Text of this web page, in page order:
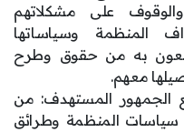
على مشكلاتهم
المنظمة وسياساتها
به من حقوق وطرح
معهم.
الجمهور المستهدف: من
سياسات المنظمة وطرائق